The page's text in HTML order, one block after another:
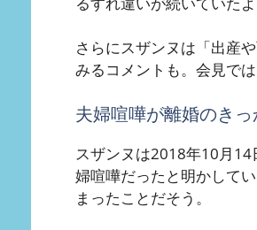
さらにスザンヌは「出産
みるコメントも。会見で
夫婦喧嘩が離婚のきっ
スザンヌは2018年10月14
婦喧嘩だったと明かして
まったことだそう。